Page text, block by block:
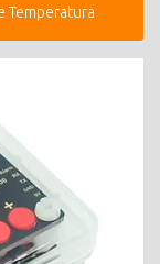
Temperatura